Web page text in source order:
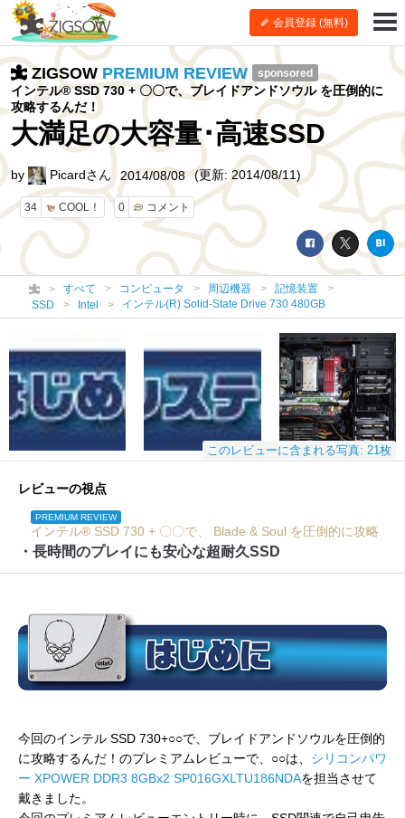
会員登録 (無料)
ZIGSOW PREMIUM REVIEW sponsored
インテル® SSD 730 + 〇〇で、ブレイドアンドソウル を圧倒的に
攻略するんだ！
大満足の大容量･高速SSD
34 COOL！ 0 コメント
by Picardさん 2014/08/08 (更新: 2014/08/11)
すべて コンピュータ 周辺機器
記憶装置
SSD
Intel インテル(R) Solid-State Drive 730 480GB
このレビューに含まれる写真: 21枚
レビューの視点
PREMIUM REVIEW
インテル® SSD 730 + 〇〇で、 Blade & Soul を圧倒的に攻略
・長時間のプレイにも安心な超耐久SSD
今回のインテル SSD 730+○○で、ブレイドアンドソウルを圧倒的
に攻略するんだ！のプレミアムレビューで、○○は、 シリコンパワ
ー XPOWER DDR3 8GBx2 SP016GXLTU186NDAを担当させて
戴きました。